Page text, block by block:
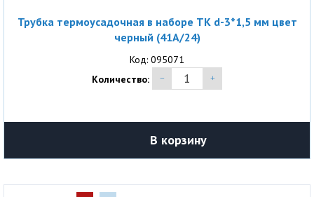
Трубка термоусадочная в наборе ТК d-3*1,5 мм цвет
черный (41A/24)
Код: 095071
Количество:
В корзину